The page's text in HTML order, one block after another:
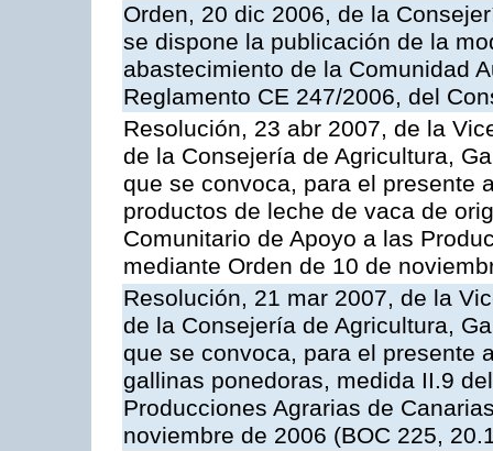
Orden, 20 dic 2006, de la
se dispone la publicación de la
abastecimiento de la Comunidad
Reglamento CE 247/2006, del
Resolución, 23 abr 2007, de la
de la Consejería de Agricultura,
que se convoca, para el presente
productos de leche de vaca de
Comunitario de Apoyo a las
mediante Orden de 10 de
Resolución, 21 mar 2007, de la
de la Consejería de Agricultura,
que se convoca, para el presente
gallinas ponedoras, medida II.9
Producciones Agrarias de
noviembre de 2006 (BOC 225,